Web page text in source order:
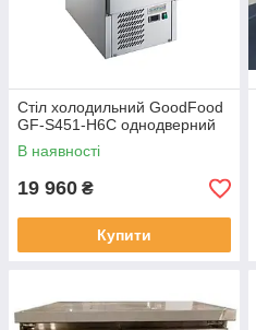
Стіл холодильний GoodFood
GF-S451-H6C однодверний
В наявності
19 960 ₴
Купити